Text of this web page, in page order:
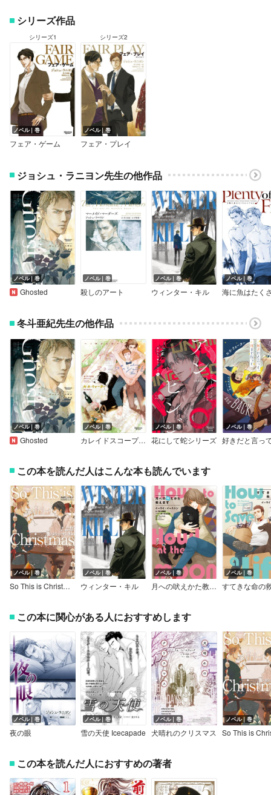
シリーズ作品
シリーズ1
ノベル｜巻
フェア・ゲーム
シリーズ2
ノベル｜巻
フェア・プレイ
ジョシュ・ラニヨン先生の他作品
ノベル｜巻
Ghosted
ノベル｜巻
殺しのアート
ノベル｜巻
ウィンター・キル
ノベル｜巻
冬斗亜紀先生の他作品
ノベル｜巻
Ghosted
ノベル｜巻
カレイドスコープの空と―IMAGO―
ノベル｜巻
花にして蛇シリーズ
ノベル｜巻
この本を読んだ人はこんな本も読んでいます
ノベル｜巻
So This is Christmas
ノベル｜巻
ウィンター・キル
ノベル｜巻
月への吠えかた教えます
ノベル｜巻
この本に関心がある人におすすめします
ノベル｜巻
夜の眼
ノベル｜巻
雪の天使 Icecapade
ノベル｜巻
犬晴れのクリスマス
ノベル｜巻
この本を読んだ人におすすめの著者